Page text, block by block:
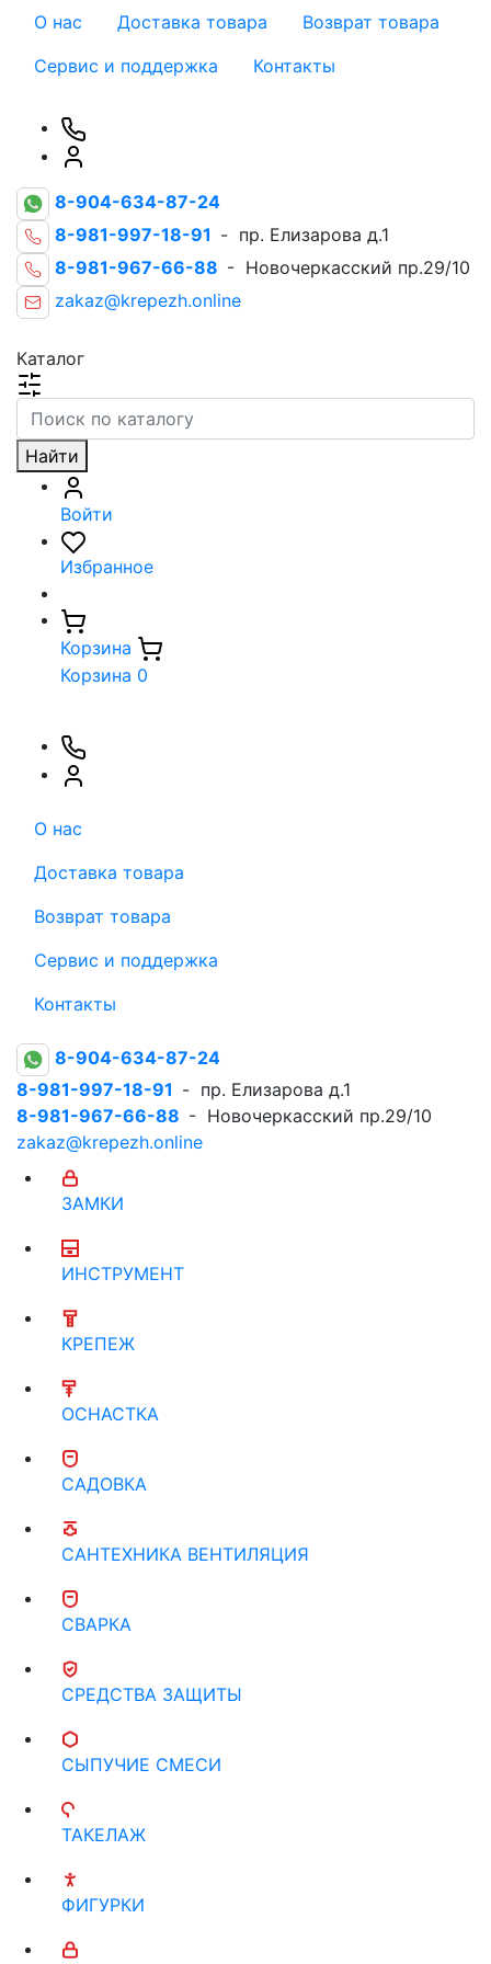
О нас Доставка товара
Возврат товара
Сервис и поддержка
Контакты
8-904-634-87-24
8-981-997-18-91 - пр. Елизарова д.1
8-981-967-66-88 - Новочеркасский пр.29/10
zakaz@krepezh.online
Каталог
Найти
Войти
Избранное
Корзина
Корзина 0
О нас
Доставка товара
Возврат товара
Сервис и поддержка
Контакты
8-904-634-87-24
8-981-997-18-91 - пр. Елизарова д.1
8-981-967-66-88 - Новочеркасский пр.29/10
zakaz@krepezh.online
ЗАМКИ
ИНСТРУМЕНТ
КРЕПЕЖ
ОСНАСТКА
САДОВКА
САНТЕХНИКА ВЕНТИЛЯЦИЯ
СВАРКА
СРЕДСТВА ЗАЩИТЫ
СЫПУЧИЕ СМЕСИ
ТАКЕЛАЖ
ФИГУРКИ